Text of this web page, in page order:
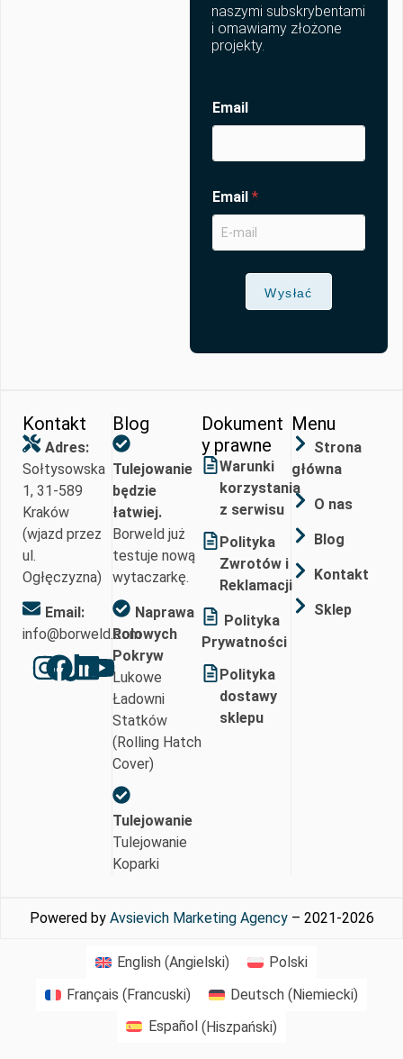
naszymi subskrybentami
i omawiamy złożone
projekty.
Email
Email*
Wysłać
Kontakt
Adres:
Sołtysowska
1, 31-589
Kraków
(wjazd przez
ul.
Ogłęczyzna)
Email:
info@borweld.com
Blog
Tulejowanie
będzie
łatwiej.
Borweld już
testuje nową
wytaczarkę.
Naprawa
Rolowych
Pokryw
Lukowe
Ładowni
Statków
(Rolling Hatch
Cover)
Tulejowanie
Tulejowanie
Koparki
Dokument
y prawne
Warunki
korzystania
z serwisu
Polityka
Zwrotów i
Reklamacji
Polityka
Prywatności
Polityka
dostawy
sklepu
Menu
Strona
główna
O nas
Blog
Kontakt
Sklep
Powered by Avsievich Marketing Agency– 2021-2026
English (Angielski)
Polski
Français (Francuski) Deutsch (Niemiecki)
Español (Hiszpański)